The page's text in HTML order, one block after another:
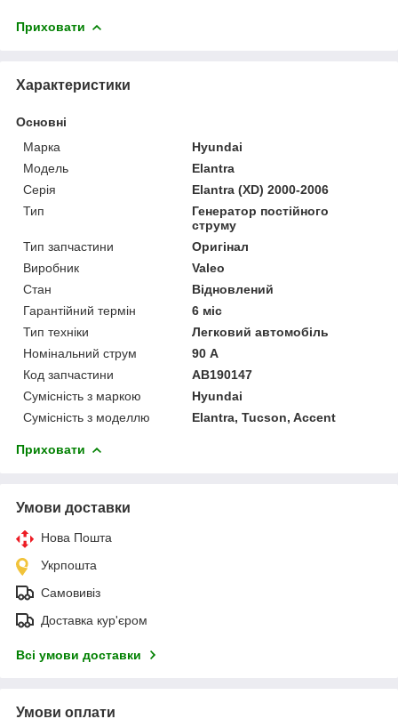
Приховати
Характеристики
Основні
Марка
Hyundai
Модель
Elantra
Серія
Elantra (XD) 2000-2006
Тип
Генератор постійного
струму
Тип запчастини
Оригінал
Виробник
Valeo
Стан
Відновлений
Гарантійний термін
6 міс
Тип техніки
Легковий автомобіль
Номінальний струм
90 А
Код запчастини
AB190147
Сумісність з маркою
Hyundai
Сумісність з моделлю
Elantra, Tucson, Accent
Приховати
Умови доставки
Нова Пошта
Укрпошта
Самовивіз
Доставка кур'єром
Всі умови доставки
Умови оплати